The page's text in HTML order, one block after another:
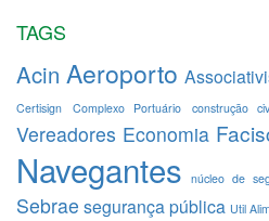
TAGS
Acin Aeroporto
Certisign Complexo Portuário construção
Vereadores Economia
Navegantes núcleo de
Sebrae segurança pública Util